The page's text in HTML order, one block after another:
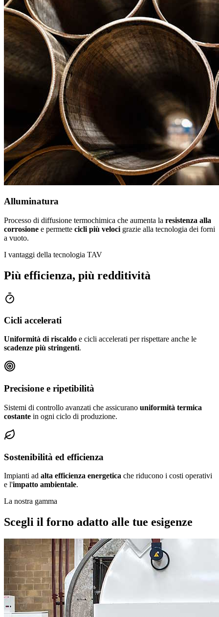
Alluminatura
Processo di diffusione termochimica che aumenta la resistenza alla
corrosione e permette cicli più veloci grazie alla tecnologia dei forni
a vuoto.
I vantaggi della tecnologia TAV
Più efficienza, più redditività
Cicli accelerati
Uniformità di riscaldo e cicli accelerati per rispettare anche le
scadenze più stringenti.
Precisione e ripetibilità
Sistemi di controllo avanzati che assicurano uniformità termica
costante in ogni ciclo di produzione.
Sostenibilità ed efficienza
Impianti ad alta efficienza energetica che riducono i costi operativi
e l'impatto ambientale.
La nostra gamma
Scegli il forno adatto alle tue esigenze